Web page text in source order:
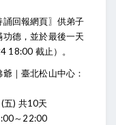
誦回報網頁〗供弟子
德，並於最後一天
18:00 截止）。
｜臺北松山中心：
五) 共10天
～22:00